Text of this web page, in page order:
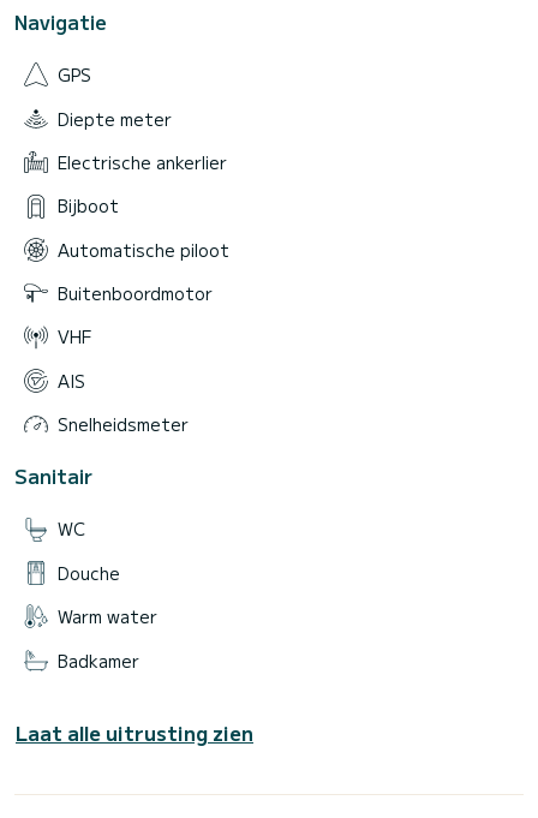
Navigatie
GPS
Diepte meter
Electrische ankerlier
Bijboot
Automatische piloot
Buitenboordmotor
VHF
AIS
Snelheidsmeter
Sanitair
WC
Douche
Warm water
Badkamer
Laat alle uitrusting zien